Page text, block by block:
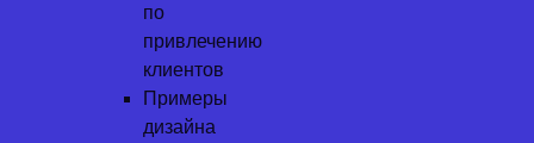
по
привлечению
клиентов
Примеры
дизайна